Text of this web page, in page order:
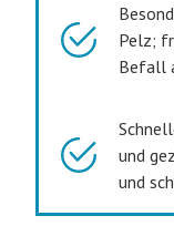
Pelz;
Befall
und
und